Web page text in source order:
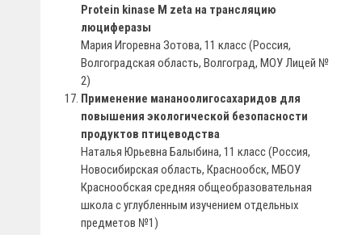
Protein kinase M zeta на трансляцию
люциферазы
Мария Игоревна Зотова, 11 класс (Россия,
Волгоградская область, Волгоград, МОУ Лицей №
2)
Применение мананоолигосахаридов для
повышения экологической безопасности
продуктов птицеводства
Наталья Юрьевна Балыбина, 11 класс (Россия,
Новосибирская область, Краснообск, МБОУ
Краснообская средняя общеобразовательная
школа с углубленным изучением отдельных
предметов №1)